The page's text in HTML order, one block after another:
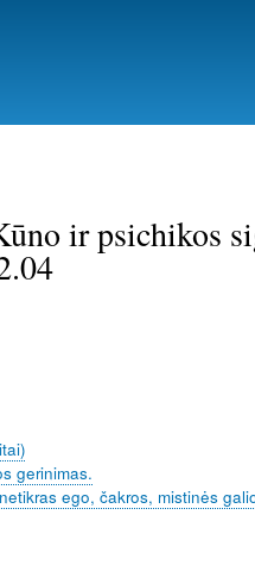
ir psichikos
gerinimas.
ego, čakros, mistinės